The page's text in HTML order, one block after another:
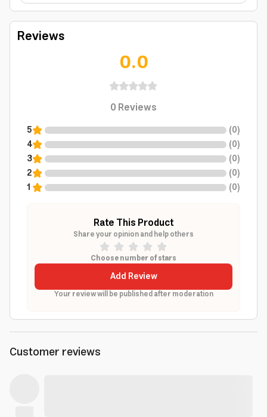
Reviews
0.0
0Reviews
5 (0)
4
(0)
3
(0)
2
(0)
1
(0)
Rate This Product
Share your opinion and help others
Choose number of stars
Add Review
Your review will be published after moderation
Customer reviews